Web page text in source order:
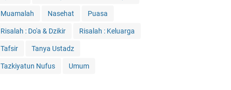
Muamalah Nasehat Puasa
Risalah : Do'a & Dzikir Risalah : Keluarga
Tafsir Tanya Ustadz
Tazkiyatun Nufus Umum